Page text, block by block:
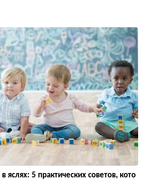
яслях: 5 практических советов, кото